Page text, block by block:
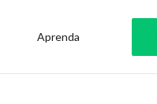
Aprenda